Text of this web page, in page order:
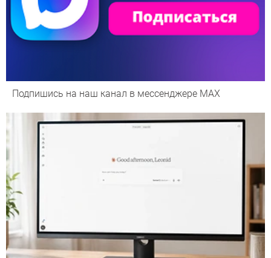
Подпишись на наш канал в мессенджере МАХ